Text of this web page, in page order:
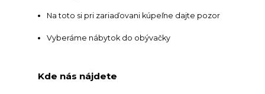
Na toto si pri zariaďovani kúpeľne dajte pozor
Vyberáme nábytok do obývačky
Kde nás nájdete